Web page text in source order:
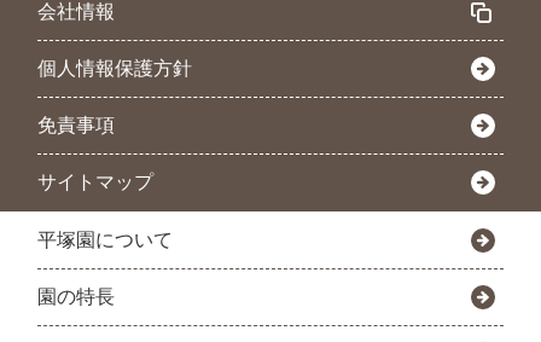
会社情報
個人情報保護方針
免責事項
サイトマップ
平塚園について
園の特長